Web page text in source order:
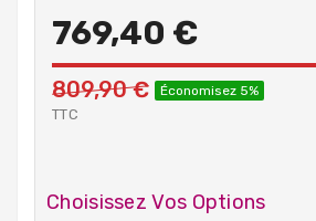
769,40 €
809,90 € Économisez 5%
TTC
Choisissez Vos Options